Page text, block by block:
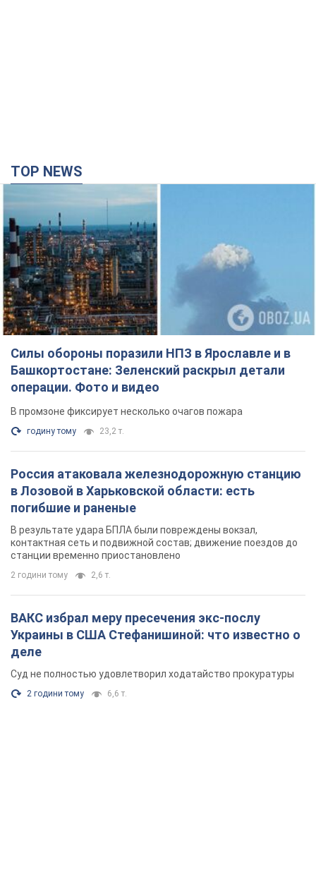
TOP NEWS
Силы обороны поразили НПЗ в Ярославле и в
Башкортостане: Зеленский раскрыл детали
операции. Фото и видео
В промзоне фиксирует несколько очагов пожара
годину тому 23,2 т.
Россия атаковала железнодорожную станцию
в Лозовой в Харьковской области: есть
погибшие и раненые
В результате удара БПЛА были повреждены вокзал,
контактная сеть и подвижной состав; движение поездов до
станции временно приостановлено
2 години тому 2,6 т.
ВАКС избрал меру пресечения экс-послу
Украины в США Стефанишиной: что известно о
деле
Суд не полностью удовлетворил ходатайство прокуратуры
2 години тому 6,6 т.